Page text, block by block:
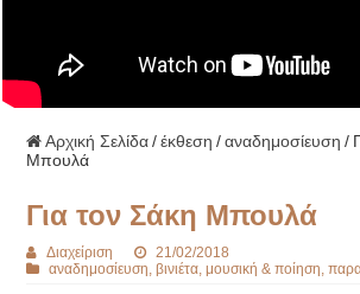
Αρχική Σελίδα / έκθεση / αναδημοσίευση /
Μπουλά
Για τον Σάκη Μπουλά
Διαχείριση
21/02/2018
αναδημοσίευση,βινιέτα,μουσική & ποίηση,